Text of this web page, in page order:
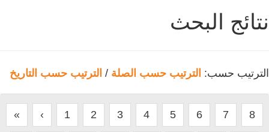
نتائج البحث
الترتيب حسب: الترتيب حسب الصلة / الترتيب حسب التاريخ
« ‹ 1 2 3 4 5 6 7 8